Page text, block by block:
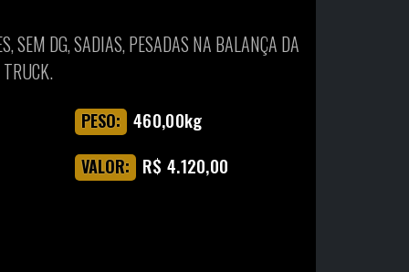
SEM DG, SADIAS, PESADAS NA BALANÇA DA
PESO: 460,00kg
VALOR: R$ 4.120,00